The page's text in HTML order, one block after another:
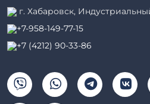
г. Хабаровск,
+7-958-149-77-15
+7 (4212) 90-33-86